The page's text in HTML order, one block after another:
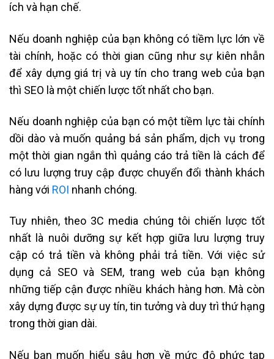
ích và hạn chế.
Nếu doanh nghiệp của bạn không có tiềm lực lớn về
tài chính, hoặc có thời gian cũng như sự kiên nhẫn
để xây dựng giá trị và uy tín cho trang web của bạn
thì SEO là một chiến lược tốt nhất cho bạn.
Nếu doanh nghiệp của bạn có một tiềm lực tài chính
dồi dào và muốn quảng bá sản phẩm, dịch vụ trong
một thời gian ngắn thì quảng cáo trả tiền là cách để
có lưu lượng truy cập được chuyển đổi thành khách
hàng với ROI nhanh chóng.
Tuy nhiên, theo 3C media chúng tôi chiến lược tốt
nhất là nuôi dưỡng sự kết hợp giữa lưu lượng truy
cập có trả tiền và không phải trả tiền. Với việc sử
dụng cả SEO và SEM, trang web của bạn không
những tiếp cận được nhiều khách hàng hơn. Mà còn
xây dựng được sự uy tín, tin tưởng và duy trì thứ hạng
trong thời gian dài.
Nếu bạn muốn hiểu sâu hơn về mức độ phức tạp